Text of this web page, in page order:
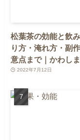
松葉茶の効能と飲
り方・淹れ方・副
意点まで｜かわし
2022年7月12日